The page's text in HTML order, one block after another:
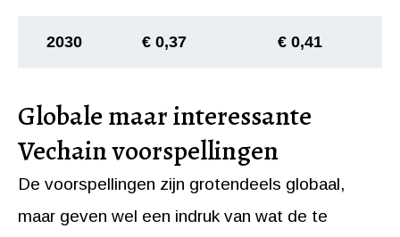
2030 € 0,37 € 0,41
Globale maar interessante
Vechain voorspellingen
De voorspellingen zijn grotendeels globaal,
maar geven wel een indruk van wat de te